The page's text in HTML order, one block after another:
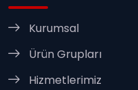
Kurumsal
Ürün Grupları
Hizmetlerimiz